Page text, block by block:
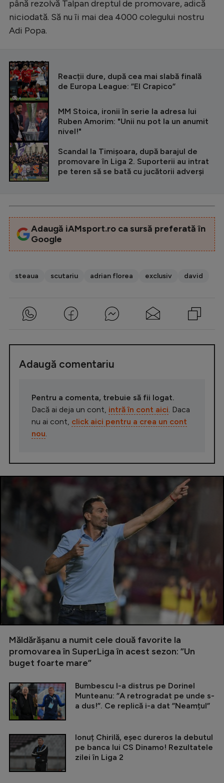
până rezolvă Talpan dreptul de promovare, adică
niciodată. Să nu îi mai dea 4000 colegului nostru
Adi Popa.
CITEȘTE ȘI
Reacții dure, după cea mai slabă finală
de Europa League: ”El Crapico”
MM Stoica, ironii în serie la adresa lui
Ruben Amorim: "Unii nu pot la un anumit
nivel!"
Scandal la Timișoara, după barajul de
promovare în Liga 2. Suporterii au intrat
pe teren să se bată cu jucătorii adverși
Adaugă iAMsport.ro ca sursă preferată în
Google
steaua scutariu adrian florea exclusiv david
Adaugă comentariu
Pentru a comenta, trebuie să fii logat.
Dacă ai deja un cont, intră în cont aici. Daca
nu ai cont, click aici pentru a crea un cont
nou.
Măldărășanu a numit cele două favorite la
promovarea în SuperLiga în acest sezon: ”Un
buget foarte mare”
Bumbescu l-a distrus pe Dorinel
Munteanu: ”A retrogradat pe unde s-
a dus!”. Ce replică i-a dat ”Neamțul”
Ionuț Chirilă, eșec dureros la debutul
pe banca lui CS Dinamo! Rezultatele
zilei în Liga 2